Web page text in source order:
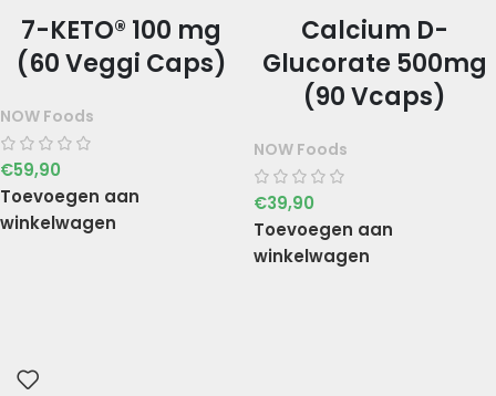
7-KETO® 100 mg
(60 Veggi Caps)
NOW Foods
€59,90
Toevoegen aan
winkelwagen
Calcium D-
Glucorate 500mg
(90 Vcaps)
NOW Foods
€39,90
Toevoegen aan
winkelwagen